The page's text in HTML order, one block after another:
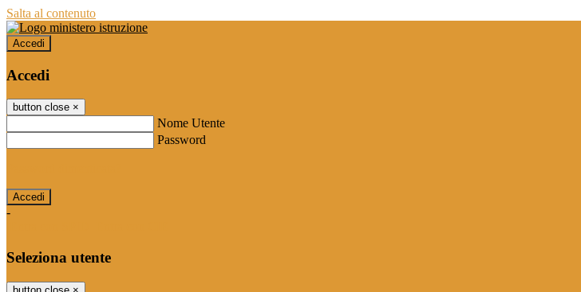
Salta al contenuto
Accedi
Accedi
button close ×
Nome Utente
Password
-
Seleziona utente